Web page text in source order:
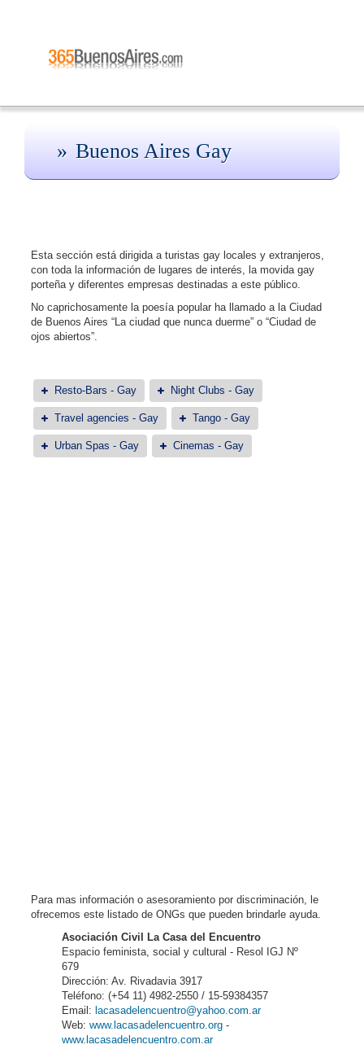
Buenos Aires Gay
Esta sección está dirigida a turistas gay locales y extranjeros,
con toda la información de lugares de interés, la movida gay
porteña y diferentes empresas destinadas a este público.
No caprichosamente la poesía popular ha llamado a la Ciudad
de Buenos Aires “La ciudad que nunca duerme” o “Ciudad de
ojos abiertos”.
Resto-Bars - Gay Night Clubs - Gay
Travel agencies - Gay Tango - Gay
Urban Spas - Gay Cinemas - Gay
Para mas información o asesoramiento por discriminación, le
ofrecemos este listado de ONGs que pueden brindarle ayuda.
Asociación Civil La Casa del Encuentro
Espacio feminista, social y cultural - Resol IGJ Nº
679
Dirección: Av. Rivadavia 3917
Teléfono: (+54 11) 4982-2550 / 15-59384357
Email: lacasadelencuentro@yahoo.com.ar
Web: www.lacasadelencuentro.org-
www.lacasadelencuentro.com.ar